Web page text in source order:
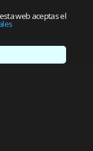
web aceptas el